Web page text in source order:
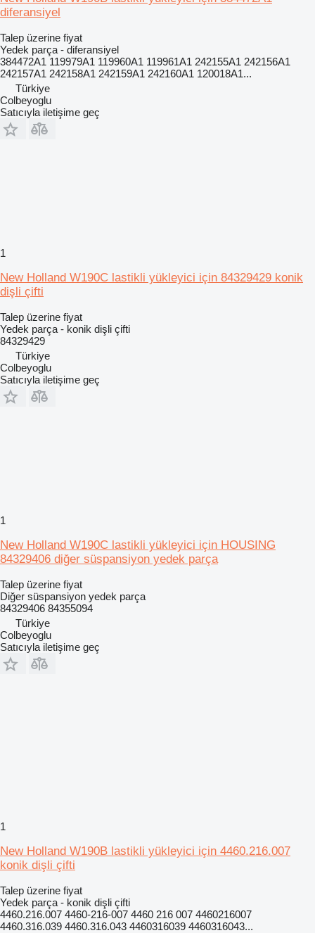
diferansiyel
Talep üzerine fiyat
Yedek parça - diferansiyel
384472A1 119979A1 119960A1 119961A1 242155A1 242156A1
242157A1 242158A1 242159A1 242160A1 120018A1...
Türkiye
Colbeyoglu
Satıcıyla iletişime geç
1
New Holland W190C lastikli yükleyici için 84329429 konik
dişli çifti
Talep üzerine fiyat
Yedek parça - konik dişli çifti
84329429
Türkiye
Colbeyoglu
Satıcıyla iletişime geç
1
New Holland W190C lastikli yükleyici için HOUSING
84329406 diğer süspansiyon yedek parça
Talep üzerine fiyat
Diğer süspansiyon yedek parça
84329406 84355094
Türkiye
Colbeyoglu
Satıcıyla iletişime geç
1
New Holland W190B lastikli yükleyici için 4460.216.007
konik dişli çifti
Talep üzerine fiyat
Yedek parça - konik dişli çifti
4460.216.007 4460-216-007 4460 216 007 4460216007
4460.316.039 4460.316.043 4460316039 4460316043...